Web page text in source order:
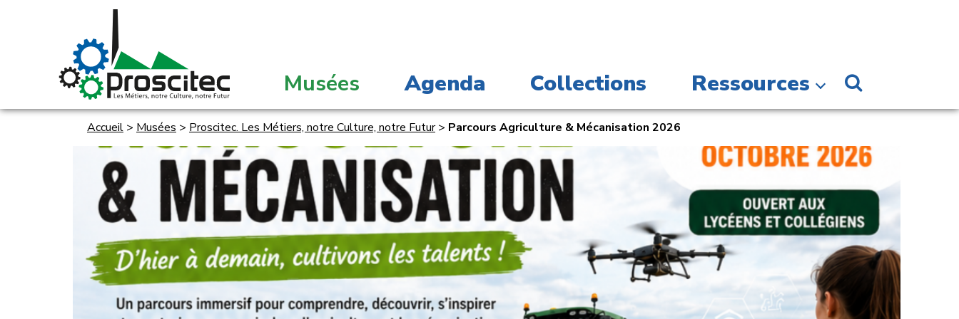
Musées Agenda Collections Ressources
Accueil > Musées > Proscitec. Les Métiers, notre Culture, notre Futur> Parcours Agriculture & Mécanisation 2026